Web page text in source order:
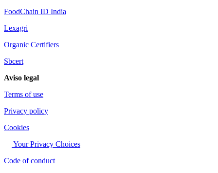
FoodChain ID India
Lexagri
Organic Certifiers
Sbcert
Aviso legal
Terms of use
Privacy policy
Cookies
Your Privacy Choices
Code of conduct